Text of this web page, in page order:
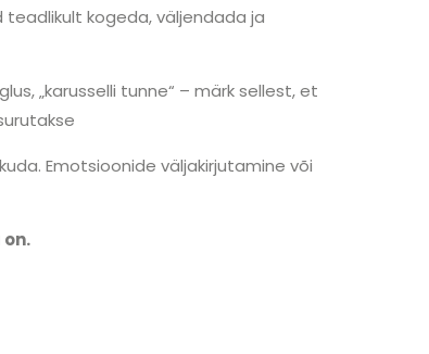
kogeda, väljendada ja
„karusselli tunne“ – märk sellest, et
Emotsioonide väljakirjutamine või